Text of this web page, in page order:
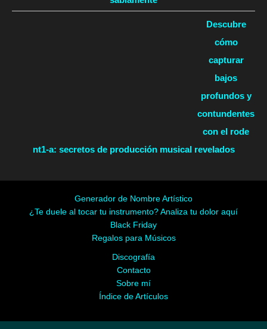
Descubre
cómo
capturar
bajos
profundos y
contundentes
con el rode
nt1-a: secretos de producción musical revelados
Generador de Nombre Artístico
¿Te duele al tocar tu instrumento? Analiza tu dolor aquí
Black Friday
Regalos para Músicos
Discografía
Contacto
Sobre mí
Índice de Artículos